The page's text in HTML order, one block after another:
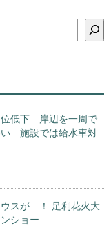
位低下 岸辺を一周で
い 施設では給水車対
スが…！ 足利花火大
ショー